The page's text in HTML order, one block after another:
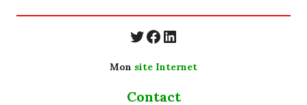
https://twitter.com/
https://
https://www.linkedin.com/in/cecyle-jung-cyjung/
Mon site Internet
Contact